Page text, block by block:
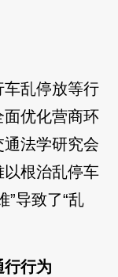
乱停放等行
优化营商环
法学研究会
根治乱停车
”导致了“乱
行行为